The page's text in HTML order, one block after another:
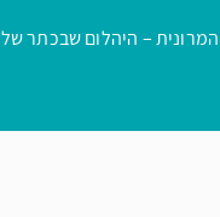
– היהלום שבכתר של